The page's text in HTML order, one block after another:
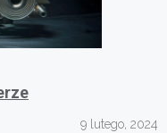
9 lutego, 2024